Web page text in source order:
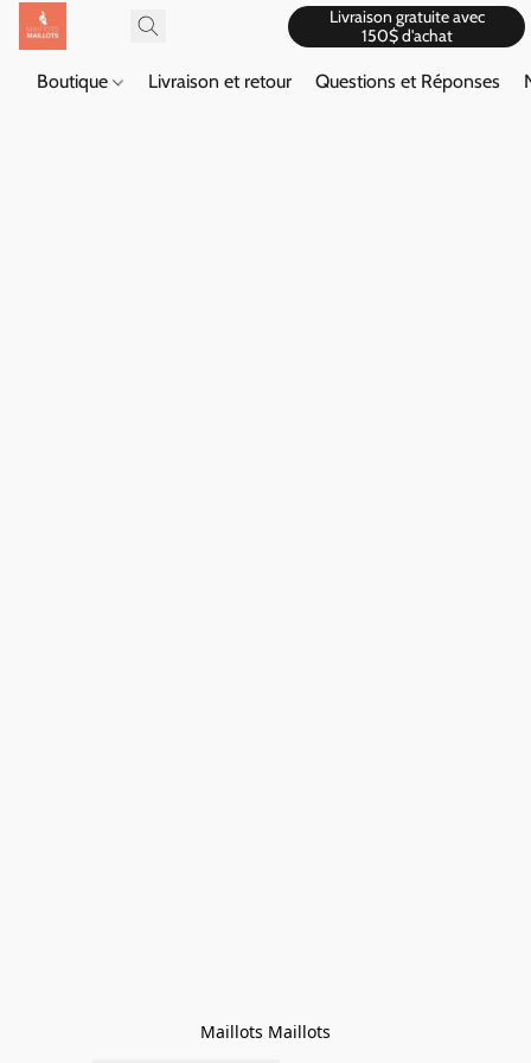
Livraison gratuite avec
150$ d'achat
Boutique Livraison et retour Questions et Réponses
Maillots Maillots